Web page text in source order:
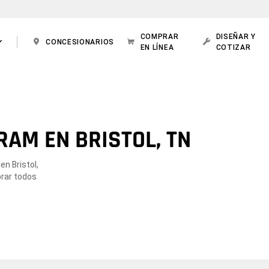
CONCESIONARIOS
COMPRAR
EN LÍNEA
DISEÑAR Y
COTIZAR
EN BRISTOL, TN
Bristol,
todos